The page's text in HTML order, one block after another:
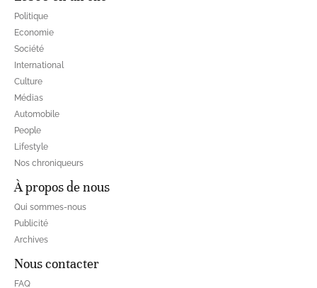
Politique
Economie
Société
International
Culture
Médias
Automobile
People
Lifestyle
Nos chroniqueurs
À propos de nous
Qui sommes-nous
Publicité
Archives
Nous contacter
FAQ